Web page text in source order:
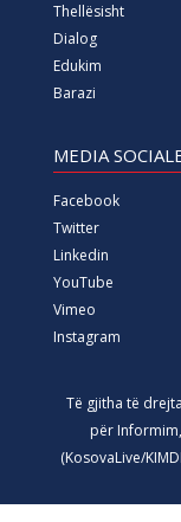
Thellësisht
Dialog
Edukim
Barazi
MEDIA
Facebook
Twitter
Linkedin
YouTube
Vimeo
Instagram
Të gjitha të
për
(KosovaLive/